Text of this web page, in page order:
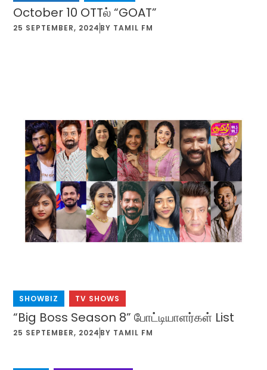
October 10 OTTல் “GOAT”
25 SEPTEMBER, 2024 BY TAMIL FM
SHOWBIZ TV SHOWS
“Big Boss Season 8” போட்டியாளர்கள் List
25 SEPTEMBER, 2024 BY TAMIL FM